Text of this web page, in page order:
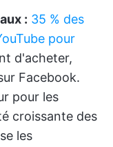
: 35 % des
pour
d'acheter,
Facebook.
pour les
croissante des
les